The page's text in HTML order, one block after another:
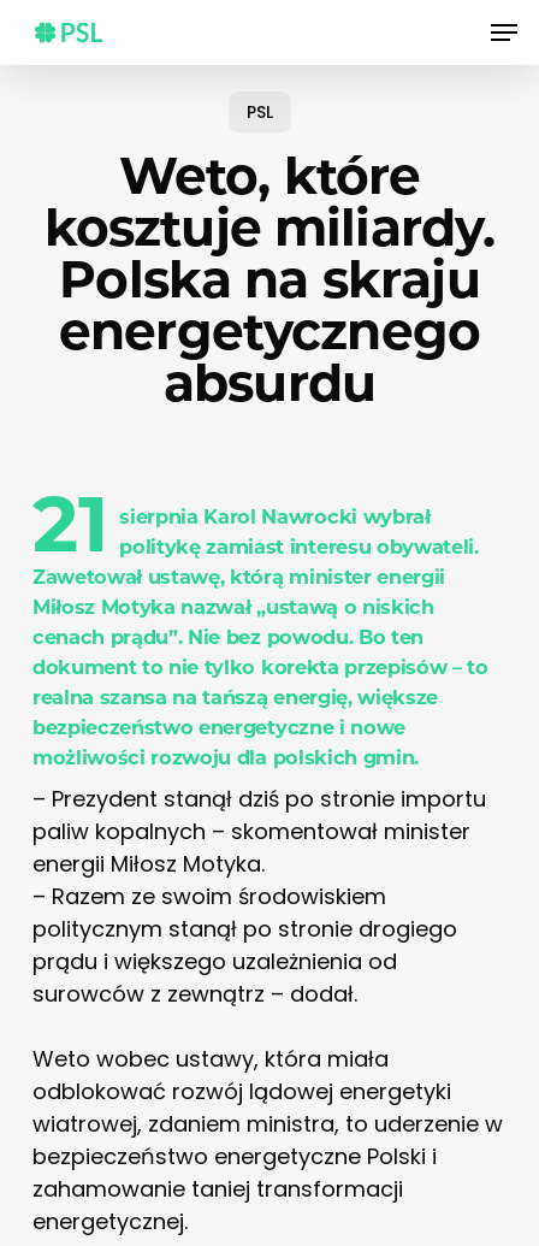
main
PSL
Weto, które
kosztuje miliardy.
Polska na skraju
energetycznego
absurdu
21
sierpnia Karol Nawrocki wybrał
politykę zamiast interesu obywateli.
Zawetował ustawę, którą minister energii
Miłosz Motyka nazwał „ustawą o niskich
cenach prądu”. Nie bez powodu. Bo ten
dokument to nie tylko korekta przepisów – to
realna szansa na tańszą energię, większe
bezpieczeństwo energetyczne i nowe
możliwości rozwoju dla polskich gmin.
– Prezydent stanął dziś po stronie importu
paliw kopalnych – skomentował minister
energii Miłosz Motyka.
– Razem ze swoim środowiskiem
politycznym stanął po stronie drogiego
prądu i większego uzależnienia od
surowców z zewnątrz – dodał.
Weto wobec ustawy, która miała
odblokować rozwój lądowej energetyki
wiatrowej, zdaniem ministra, to uderzenie w
bezpieczeństwo energetyczne Polski i
zahamowanie taniej transformacji
energetycznej.